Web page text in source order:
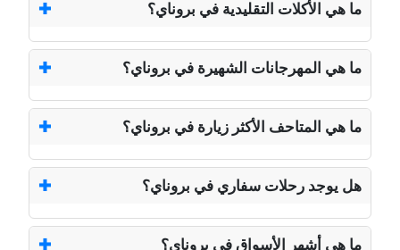
ما هي الأكلات التقليدية في بروناي؟
ما هي المهرجانات الشهيرة في بروناي؟
ما هي المتاحف الأكثر زيارة في بروناي؟
هل يوجد رحلات سفاري في بروناي؟
ما هي أشهر الأسواق في بروناي؟